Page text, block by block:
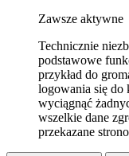
Zawsze aktywne
Technicznie
podstawowe
przykład do
logowania się do
wyciągnąć
wszelkie dane
przekazane